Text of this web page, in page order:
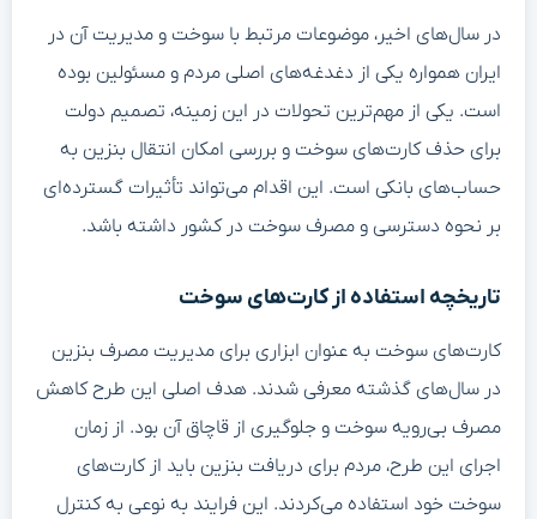
در سال‌های اخیر، موضوعات مرتبط با سوخت و مدیریت آن در
ایران همواره یکی از دغدغه‌های اصلی مردم و مسئولین بوده
است. یکی از مهم‌ترین تحولات در این زمینه، تصمیم دولت
برای حذف کارت‌های سوخت و بررسی امکان انتقال بنزین به
حساب‌های بانکی است. این اقدام می‌تواند تأثیرات گسترده‌ای
بر نحوه دسترسی و مصرف سوخت در کشور داشته باشد.
تاریخچه استفاده از کارت‌های سوخت
کارت‌های سوخت به عنوان ابزاری برای مدیریت مصرف بنزین
در سال‌های گذشته معرفی شدند. هدف اصلی این طرح کاهش
مصرف بی‌رویه سوخت و جلوگیری از قاچاق آن بود. از زمان
اجرای این طرح، مردم برای دریافت بنزین باید از کارت‌های
سوخت خود استفاده می‌کردند. این فرایند به نوعی به کنترل